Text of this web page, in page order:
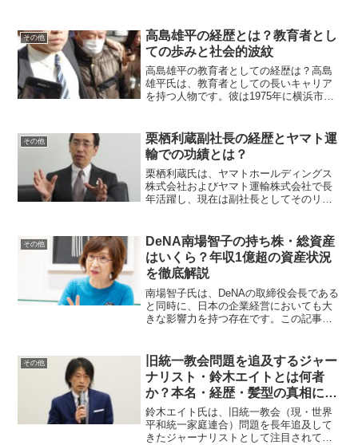
います。宇宙産業を活性化させることを
目指し、主に小型...
その他
高島雄平の経歴とは？教育者とし
ての歩みと社会的波紋
高島雄平の教育者としての経歴は？高島
雄平氏は、教育者としての長いキャリア
を持つ人物です。彼は1975年に横浜市の
に熱心で、生徒からも人気がありまし
た。1988年から19...
その他
栗栖利蔵副社長の経歴とヤマト運
輸での功績とは？
栗栖利蔵氏は、ヤマトホールディングス
株式会社およびヤマト運輸株式会社で長
年活躍し、現在は副社長としてそのリー
ア、取り組みについて詳しくご紹介しま
す。栗栖利蔵氏の出身地と学...
その他
DeNA南場智子の持ち株・総資産
はいくら？年収1億超の資産状況
を徹底解説
南場智子氏は、DeNAの取締役会長である
と同時に、日本の企業経営においても大
きな影響力を持つ存在です。この記事で
お届けします。南場智子氏はどのくらい
のDeNA株を保有し...
その他
旧統一教会問題を追及するジャー
ナリスト・鈴木エイトとは何者
か？本名・経歴・髪型の真相に迫
る
鈴木エイト氏は、旧統一教会（現・世界
平和統一家庭連合）問題を長年追及して
きたジャーナリストとして注目されてい